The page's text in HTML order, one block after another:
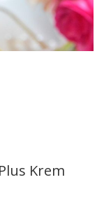
Krem